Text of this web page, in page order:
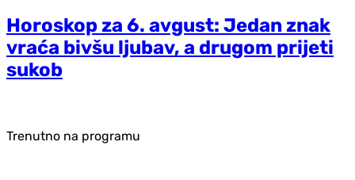
Horoskop za 6. avgust: Jedan znak
vraća bivšu ljubav, a drugom prijeti
sukob
Trenutno na programu